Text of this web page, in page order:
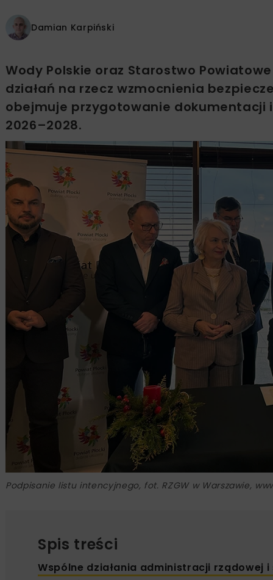
Damian Karpiński
Wody Polskie oraz Starostwo
działań na rzecz wzmocnienia
obejmuje przygotowanie dokumentacji
2026–2028.
Podpisanie listu intencyjnego, fot. RZGW w Warszawie,
Spis treści
Wspólne działania administracji rządowej